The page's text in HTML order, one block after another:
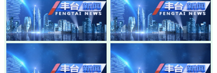
20260805-丰台新闻